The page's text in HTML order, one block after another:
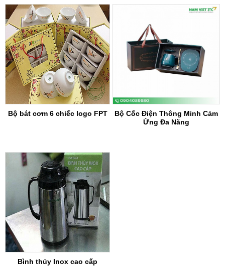
Bộ bát cơm 6 chiếc logo FPT
Bộ Cốc Điện Thông Minh Cảm
Ứng Đa Năng
Bình thủy Inox cao cấp